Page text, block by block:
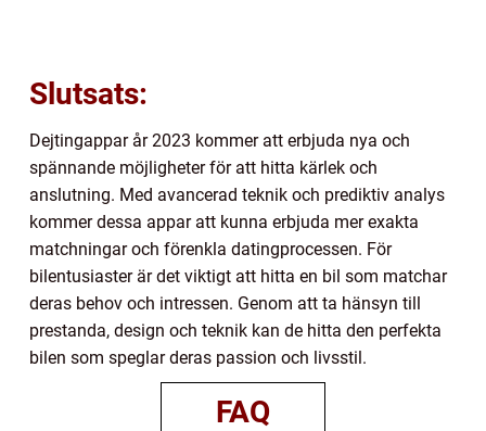
Slutsats:
Dejtingappar år 2023 kommer att erbjuda nya och
spännande möjligheter för att hitta kärlek och
anslutning. Med avancerad teknik och prediktiv analys
kommer dessa appar att kunna erbjuda mer exakta
matchningar och förenkla datingprocessen. För
bilentusiaster är det viktigt att hitta en bil som matchar
deras behov och intressen. Genom att ta hänsyn till
prestanda, design och teknik kan de hitta den perfekta
bilen som speglar deras passion och livsstil.
FAQ